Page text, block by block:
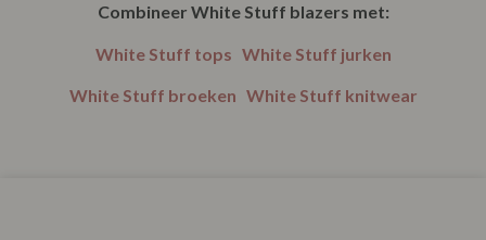
Combineer White Stuff blazers met:
White Stuff tops White Stuff jurken
White Stuff broeken White Stuff knitwear